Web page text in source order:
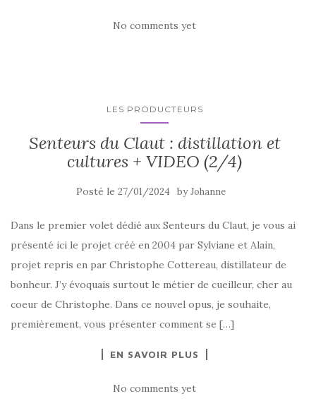
No comments yet
LES PRODUCTEURS
Senteurs du Claut : distillation et
cultures + VIDEO (2/4)
Posté le 27/01/2024 byJohanne
Dans le premier volet dédié aux Senteurs du Claut, je vous ai
présenté ici le projet créé en 2004 par Sylviane et Alain,
projet repris en par Christophe Cottereau, distillateur de
bonheur. J’y évoquais surtout le métier de cueilleur, cher au
coeur de Christophe. Dans ce nouvel opus, je souhaite,
premièrement, vous présenter comment se […]
EN SAVOIR PLUS
No comments yet